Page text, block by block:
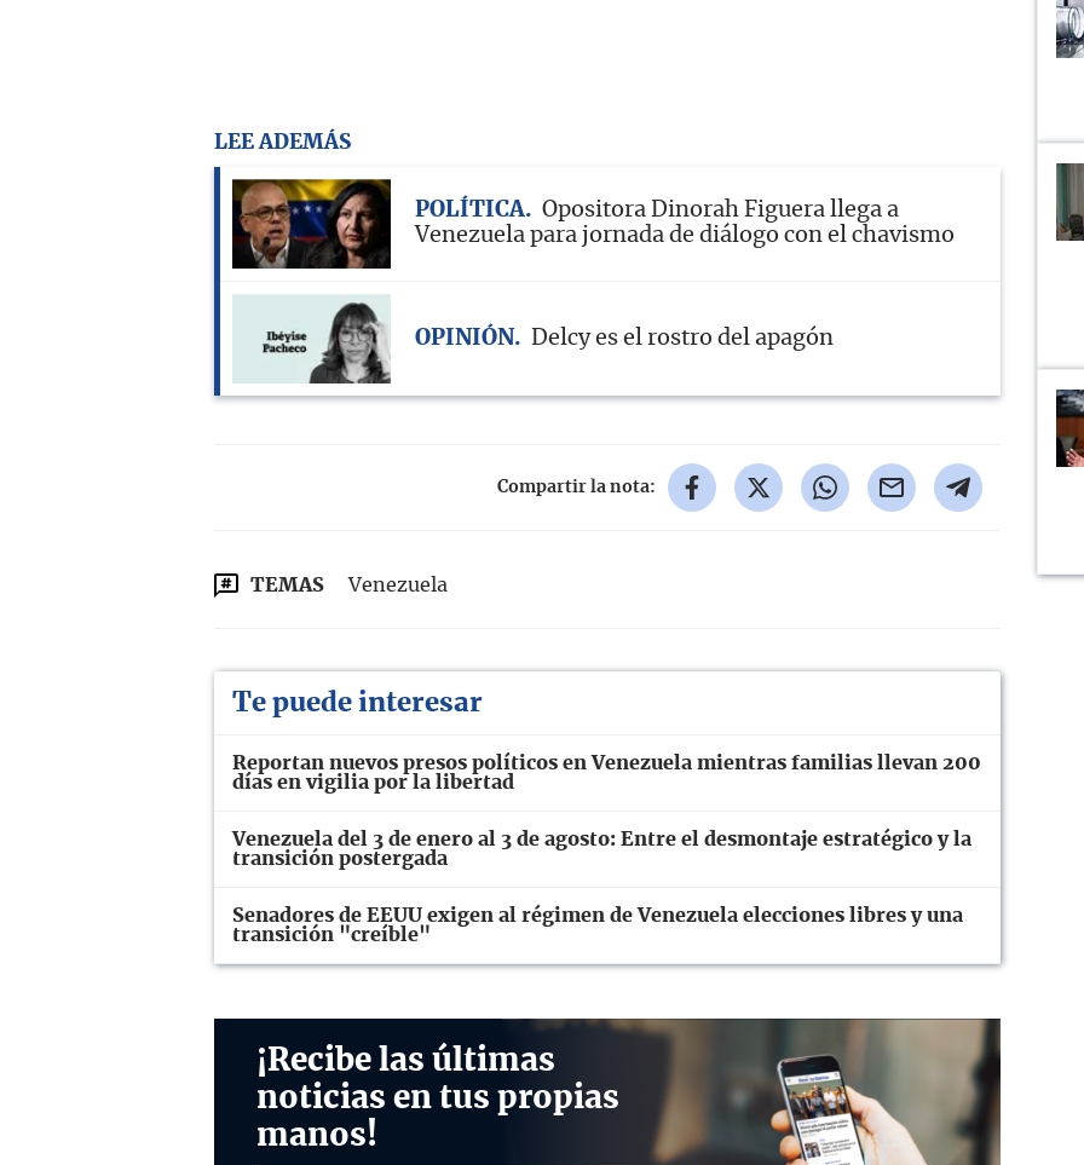
LEE ADEMÁS
POLÍTICA
Opositora Dinorah Figuera llega a
Venezuela para jornada de diálogo con el chavismo
OPINIÓN Delcy es el rostro del apagón
Compartir la nota:
TEMAS Venezuela
Te puede interesar
Reportan nuevos presos políticos en Venezuela mientras familias llevan 200
días en vigilia por la libertad
Venezuela del 3 de enero al 3 de agosto: Entre el desmontaje estratégico y la
transición postergada
Senadores de EEUU exigen al régimen de Venezuela elecciones libres y una
transición "creíble"
¡Recibe las últimas
noticias en tus propias
manos!